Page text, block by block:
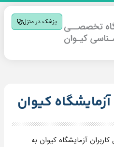
پزشک در منزل
کیوان
آزمایشگاه کیوان به